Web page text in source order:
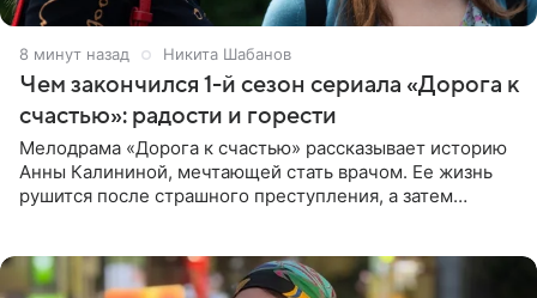
8 минут назад Никита Шабанов
Чем закончился 1-й сезон сериала «Дорога к
счастью»: радости и горести
Мелодрама «Дорога к счастью» рассказывает историю
Анны Калининой, мечтающей стать врачом. Ее жизнь
рушится после страшного преступления, а затем